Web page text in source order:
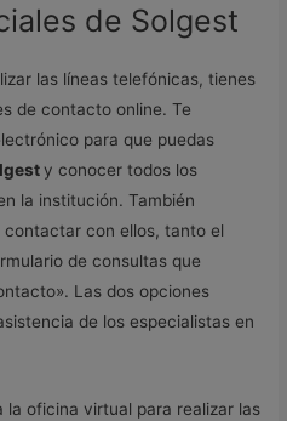
de Solgest
las líneas telefónicas, tienes
de contacto online. Te
para que puedas
y conocer todos los
la institución. También
con ellos, tanto el
de consultas que
Las dos opciones
de los especialistas en
la oficina virtual para realizar las